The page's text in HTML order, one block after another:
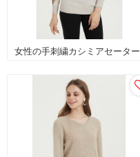
女性の手刺繍カシミアセーター